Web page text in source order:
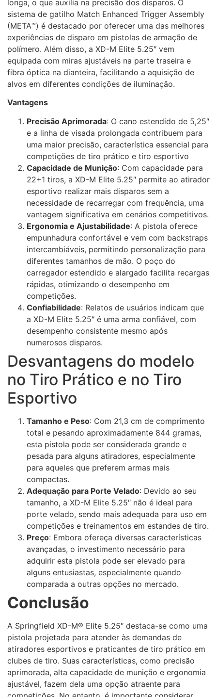
longa, o que auxilia na precisão dos disparos. O
sistema de gatilho Match Enhanced Trigger Assembly
(META™) é destacado por oferecer uma das melhores
experiências de disparo em pistolas de armação de
polímero. Além disso, a XD-M Elite 5.25″ vem
equipada com miras ajustáveis na parte traseira e
fibra óptica na dianteira, facilitando a aquisição de
alvos em diferentes condições de iluminação.
Vantagens
Precisão Aprimorada: O cano estendido de 5,25″
e a linha de visada prolongada contribuem para
uma maior precisão, característica essencial para
competições de tiro prático e tiro esportivo
Capacidade de Munição: Com capacidade para
22+1 tiros, a XD-M Elite 5.25″ permite ao atirador
esportivo realizar mais disparos sem a
necessidade de recarregar com frequência, uma
vantagem significativa em cenários competitivos.
Ergonomia e Ajustabilidade: A pistola oferece
empunhadura confortável e vem com backstraps
intercambiáveis, permitindo personalização para
diferentes tamanhos de mão. O poço do
carregador estendido e alargado facilita recargas
rápidas, otimizando o desempenho em
competições.
Confiabilidade: Relatos de usuários indicam que
a XD-M Elite 5.25″ é uma arma confiável, com
desempenho consistente mesmo após
numerosos disparos.
Desvantagens do modelo
no Tiro Prático e no Tiro
Esportivo
Tamanho e Peso: Com 21,3 cm de comprimento
total e pesando aproximadamente 844 gramas,
esta pistola pode ser considerada grande e
pesada para alguns atiradores, especialmente
para aqueles que preferem armas mais
compactas.
Adequação para Porte Velado: Devido ao seu
tamanho, a XD-M Elite 5.25″ não é ideal para
porte velado, sendo mais adequada para uso em
competições e treinamentos em estandes de tiro.
Preço: Embora ofereça diversas características
avançadas, o investimento necessário para
adquirir esta pistola pode ser elevado para
alguns entusiastas, especialmente quando
comparada a outras opções no mercado.
Conclusão
A Springfield XD-M® Elite 5.25″ destaca-se como uma
pistola projetada para atender às demandas de
atiradores esportivos e praticantes de tiro prático em
clubes de tiro. Suas características, como precisão
aprimorada, alta capacidade de munição e ergonomia
ajustável, fazem dela uma opção atraente para